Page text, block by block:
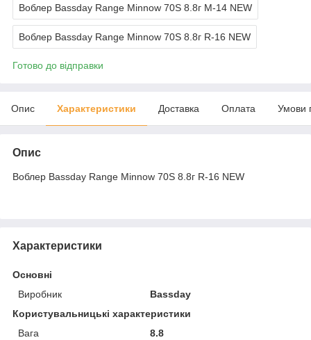
Воблер Bassday Range Minnow 70S 8.8г M-14 NEW
Воблер Bassday Range Minnow 70S 8.8г R-16 NEW
Готово до відправки
Опис Характеристики Доставка Оплата Умови
Опис
Воблер Bassday Range Minnow 70S 8.8г R-16 NEW
Характеристики
Основні
Виробник
Bassday
Користувальницькі характеристики
Вага
8.8